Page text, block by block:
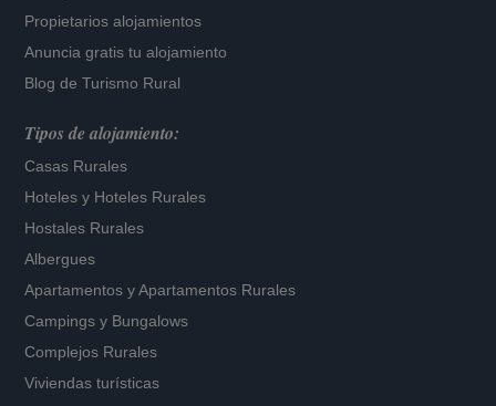
Propietarios alojamientos
Anuncia gratis tu alojamiento
Blog de Turismo Rural
Tipos de alojamiento:
Casas Rurales
Hoteles y Hoteles Rurales
Hostales Rurales
Albergues
Apartamentos yApartamentos Rurales
Campings y Bungalows
Complejos Rurales
Viviendas turísticas